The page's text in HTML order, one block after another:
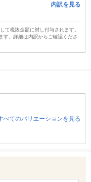
内訳を見る
て税抜金額に対し付与されます。
す。詳細は内訳からご確認くださ
べてのバリエーションを見る